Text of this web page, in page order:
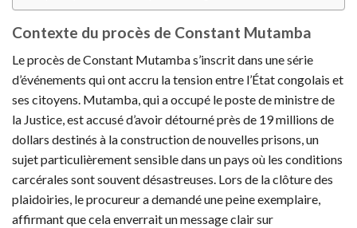
Contexte du procès de Constant Mutamba
Le procès de Constant Mutamba s’inscrit dans une série
d’événements qui ont accru la tension entre l’État congolais et
ses citoyens. Mutamba, qui a occupé le poste de ministre de
la Justice, est accusé d’avoir détourné près de 19 millions de
dollars destinés à la construction de nouvelles prisons, un
sujet particulièrement sensible dans un pays où les conditions
carcérales sont souvent désastreuses. Lors de la clôture des
plaidoiries, le procureur a demandé une peine exemplaire,
affirmant que cela enverrait un message clair sur